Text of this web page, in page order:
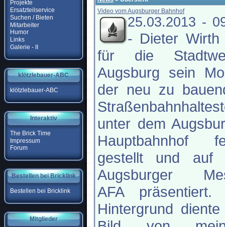
Projekte
Ersatzteilservice
Suchen / Bieten
Mitarbeiter
Humor
Links
Galerie - II
klötzlebauer-ABC
klötzlebauer-ABC
Interaktiv
The Brick Time
Impressum
Forum
Bestellen bei Bricklink
Bestellen bei Bricklink
Mitglieder
Video vom Augsburger Bahnhof
25.03.2013 -
- Dieter Wirth
für die
Augsburg sein
der neu zu
unter dem
Hauptbahnhof
gestellt und auf
Augsburger
AFA präsentiert.
Hintergrund